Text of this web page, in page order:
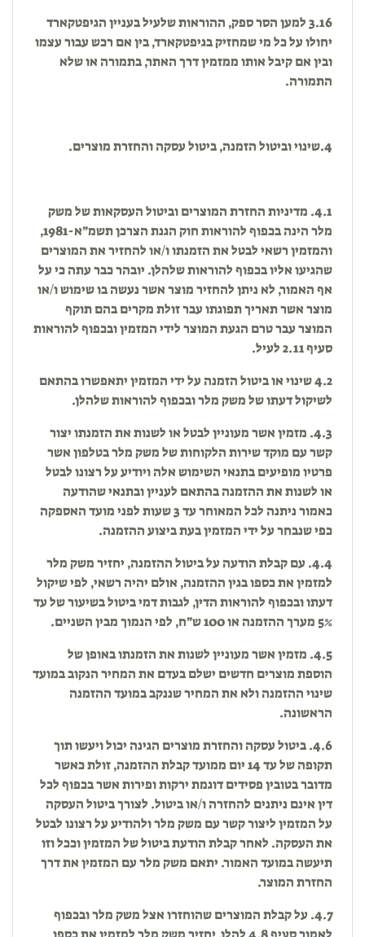
3.16 למען הסר ספק, ההוראות שלעיל בעניין הגיפטקארד
יחולו על כל מי שמחזיק בגיפטקארד, בין אם רכש עבור עצמו
ובין אם קיבל אותו ממזמין דרך האתר, בתמורה או שלא
התמורה.
4.שינוי וביטול הזמנה, ביטול עסקה והחזרת מוצרים.
4.1. מדיניות החזרת המוצרים וביטול העסקאות של משק
מלר הינה בכפוף להוראות חוק הגנת הצרכן תשמ״א-1981,
והמזמין רשאי לבטל את הזמנתו ו/או להחזיר את המוצרים
שהגיעו אליו בכפוף להוראות שלהלן. יובהר כבר עתה כי על
אף האמור, לא ניתן להחזיר מוצר אשר נעשה בו שימוש ו/או
מוצר אשר תאריך תפוגתו עבר זולת מקרים בהם תוקף
המוצר עבר טרם הגעת המוצר לידי המזמין ובכפוף להוראות
סעיף 2.11 לעיל.
4.2 שינוי או ביטול הזמנה על ידי המזמין יתאפשרו בהתאם
לשיקול דעתו של משק מלר ובכפוף להוראות שלהלן.
4.3. מזמין אשר מעוניין לבטל או לשנות את הזמנתו יצור
קשר עם מוקד שירות הלקוחות של משק מלר בטלפון אשר
פרטיו מופיעים בתנאי השימוש אלה ויודיע על רצונו לבטל
או לשנות את ההזמנה בהתאם לעניין ובתנאי שהודעה
כאמור ניתנה לכל המאוחר עד 3 שעות לפני מועד האספקה
כפי שנבחר על ידי המזמין בעת ביצוע ההזמנה.
4.4. עם קבלת הודעה על ביטול ההזמנה, יחזיר משק מלר
למזמין את כספו בגין ההזמנה, אולם יהיה רשאי, לפי שיקול
דעתו ובכפוף להוראות הדין, לגבות דמי ביטול בשיעור של עד
5% מערך ההזמנה או 100 ש״ח, לפי הנמוך מבין השניים.
4.5. מזמין אשר מעוניין לשנות את הזמנתו באופן של
הוספת מוצרים חדשים ישלם בעדם את המחיר הנקוב במועד
שינוי ההזמנה ולא את המחיר שננקב במועד ההזמנה
הראשונה.
4.6. ביטול עסקה והחזרת מוצרים הגינה יכול ויעשו תוך
תקופה של עד 14 יום ממועד קבלת ההזמנה, זולת כאשר
מדובר בטובין פסידים דוגמת ירקות ופירות אשר בכפוף לכל
דין אינם ניתנים להחזרה ו/או ביטול. לצורך ביטול העסקה
על המזמין ליצור קשר עם משק מלר ולהודיע על רצונו לבטל
את העסקה. לאחר קבלת הודעת ביטול של המזמין וככל וזו
תיעשה במועד האמור. יתאם משק מלר עם המזמין את דרך
החזרת המוצר.
4.7. על קבלת המוצרים שהוחזרו אצל משק מלר ובכפוף